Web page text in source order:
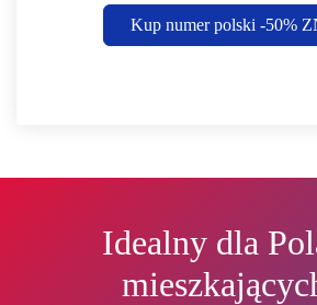
Kup numer polski -50%
Idealny dla